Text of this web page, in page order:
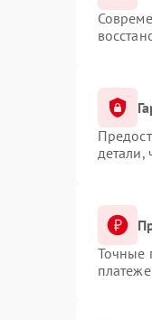
детали,
Точные